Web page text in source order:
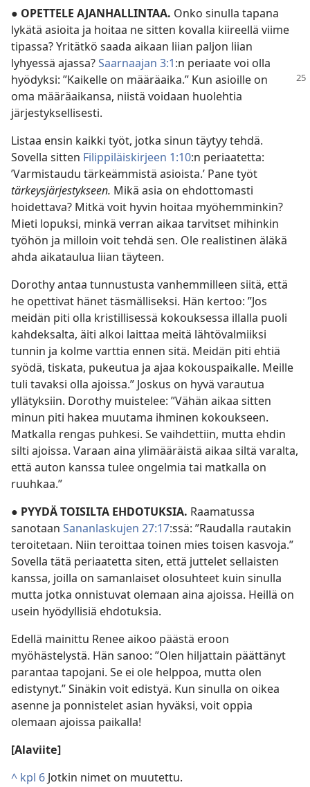
● OPETTELE AJANHALLINTAA. Onko sinulla tapana
lykätä asioita ja hoitaa ne sitten kovalla kiireellä viime
tipassa? Yritätkö saada aikaan liian paljon liian
lyhyessä ajassa?Saarnaajan 3:1:n periaate voi olla
hyödyksi: ”Kaikelle on määräaika.” Kun asioille on
oma määräaikansa, niistä voidaan huolehtia
järjestyksellisesti.
Listaa ensin kaikki työt, jotka sinun täytyy tehdä.
Sovella sitten Filippiläiskirjeen 1:10:n periaatetta:
’Varmistaudu tärkeämmistä asioista.’ Pane työt
tärkeysjärjestykseen. Mikä asia on ehdottomasti
hoidettava? Mitkä voit hyvin hoitaa myöhemminkin?
Mieti lopuksi, minkä verran aikaa tarvitset mihinkin
työhön ja milloin voit tehdä sen. Ole realistinen äläkä
ahda aikataulua liian täyteen.
Dorothy antaa tunnustusta vanhemmilleen siitä, että
he opettivat hänet täsmälliseksi. Hän kertoo: ”Jos
meidän piti olla kristillisessä kokouksessa illalla puoli
kahdeksalta, äiti alkoi laittaa meitä lähtövalmiiksi
tunnin ja kolme varttia ennen sitä. Meidän piti ehtiä
syödä, tiskata, pukeutua ja ajaa kokouspaikalle. Meille
tuli tavaksi olla ajoissa.” Joskus on hyvä varautua
yllätyksiin. Dorothy muistelee: ”Vähän aikaa sitten
minun piti hakea muutama ihminen kokoukseen.
Matkalla rengas puhkesi. Se vaihdettiin, mutta ehdin
silti ajoissa. Varaan aina ylimääräistä aikaa siltä varalta,
että auton kanssa tulee ongelmia tai matkalla on
ruuhkaa.”
● PYYDÄ TOISILTA EHDOTUKSIA. Raamatussa
sanotaan Sananlaskujen 27:17:ssä: ”Raudalla rautakin
teroitetaan. Niin teroittaa toinen mies toisen kasvoja.”
Sovella tätä periaatetta siten, että juttelet sellaisten
kanssa, joilla on samanlaiset olosuhteet kuin sinulla
mutta jotka onnistuvat olemaan aina ajoissa. Heillä on
usein hyödyllisiä ehdotuksia.
Edellä mainittu Renee aikoo päästä eroon
myöhästelystä. Hän sanoo: ”Olen hiljattain päättänyt
parantaa tapojani. Se ei ole helppoa, mutta olen
edistynyt.” Sinäkin voit edistyä. Kun sinulla on oikea
asenne ja ponnistelet asian hyväksi, voit oppia
olemaan ajoissa paikalla!
[Alaviite]
^ kpl 6 Jotkin nimet on muutettu.